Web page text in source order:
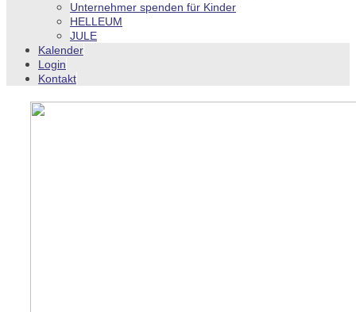
Unternehmer spenden für Kinder
HELLEUM
JULE
Kalender
Login
Kontakt